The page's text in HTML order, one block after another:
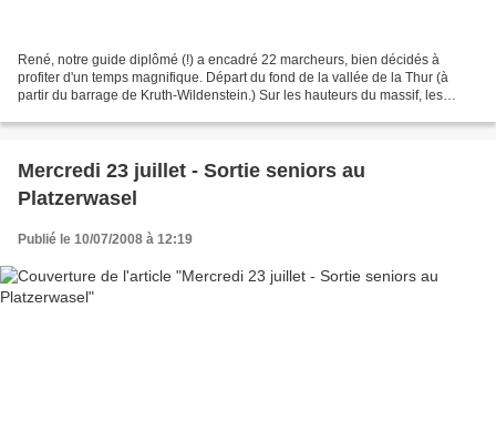
René, notre guide diplômé (!) a encadré 22 marcheurs, bien décidés à
profiter d'un temps magnifique. Départ du fond de la vallée de la Thur (à
partir du barrage de Kruth-Wildenstein.) Sur les hauteurs du massif, les
Mercredi 23 juillet - Sortie seniors au
Platzerwasel
Publié le 10/07/2008 à 12:19